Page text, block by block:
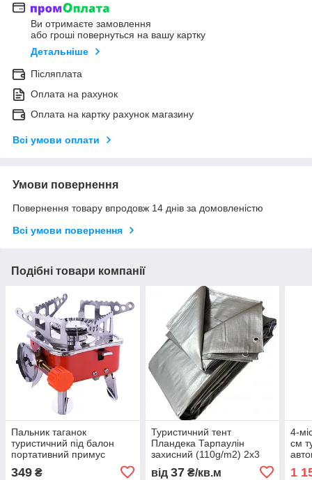
Ви отримаєте замовлення
або гроші повернуться на вашу картку
Детальніше
Післяплата
Оплата на рахунок
Оплата на картку рахунок магазину
Всі умови оплати
Умови повернення
Повернення товару впродовж 14 днів за домовленістю
Всі умови повернення
Подібні товари компанії
Пальник таганок
туристичний під балон
портативний примус
349 ₴
Туристичний тент
Пландека Тарпаулін
захисний (110g/m2) 2x3
від 37₴/кв.м
4-
см
1